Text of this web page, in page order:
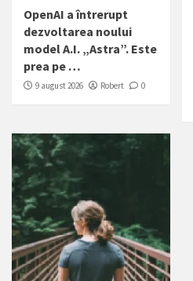
OpenAI a întrerupt
dezvoltarea noului
model A.I. „Astra”. Este
prea pe …
9 august 2026 Robert 0